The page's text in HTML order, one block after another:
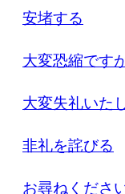
安堵する
大変恐縮です
大変失礼いた
非礼を詫びる
お尋ねくださ